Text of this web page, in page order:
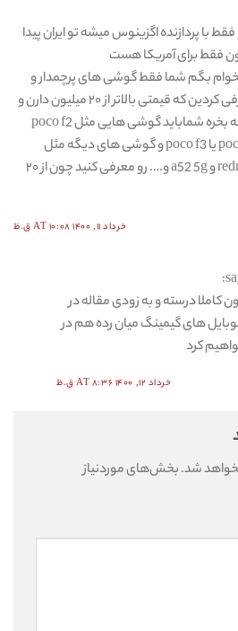
رو فقط با پردازنده اگزینوس میشه تو ایران پیدا
فقط برای آمریکا هست
بگم شما فقط گوشی های پرچمدار و
گیمینگ رو معرفی کردین که قیمتی بالاتر از ۲۰ میلیون دارن و
هرکسی نمیتونه بخره شماباید گوشی هایی مثل poco f2
pro یا poco x3pro یا poco f3 و گوشی های دیگه مثل
redmi note 10 pro و a52 5g و…. رو معرفی کنید چون از ۲۰
خرداد ۱۱, ۱۴۰۰ AT ۱۰:۰۸ ق.ظ
کاملا درسته و به زودی مقاله در
های گیمینگ میان رده هم در
کرد
خرداد ۱۲, ۱۴۰۰ AT ۸:۳۶ ق.ظ
شد.بخش‌های موردنیاز